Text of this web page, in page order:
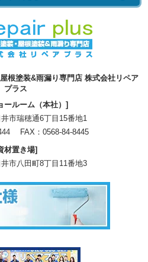
根塗装&雨漏り専門店 株式会社リペア
プラス
ールーム（本社）]
市瑞穂通6丁目15番地1
FAX：0568-84-8445
材置き場]
市八田町8丁目11番地3